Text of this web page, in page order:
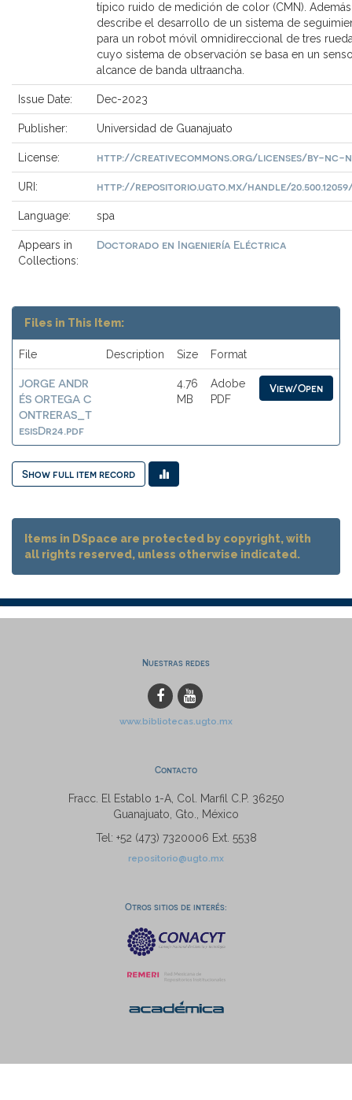
típico ruido de medición de color (CMN).
describe el desarrollo de un sistema de
para un robot móvil omnidireccional de tres
cuyo sistema de observación se basa en un
alcance de banda ultraancha.
Issue Date: Dec-2023
Publisher: Universidad de Guanajuato
License: http://creativecommons.org/licenses/by-nc-
URI: http://repositorio.ugto.mx/handle/20.500.12059/
Language: spa
Appears in
Collections:
Doctorado en Ingeniería Eléctrica
Files in This Item:
File Description Size Format
JORGE ANDR
ÉS ORTEGA C
ONTRERAS_T
esisDr24.pdf
4.76
MB
Adobe
PDF
View/Open
Show full item record
Items in DSpace are protected by copyright, with
all rights reserved, unless otherwise indicated.
Nuestras redes
www.bibliotecas.ugto.mx
Contacto
Fracc. El Establo 1-A, Col. Marfil C.P. 36250
Guanajuato, Gto., México
Tel: +52 (473) 7320006 Ext. 5538
repositorio@ugto.mx
Otros sitios de interés: